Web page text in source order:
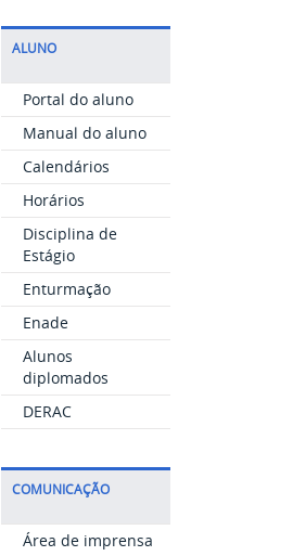
ALUNO
Portal do aluno
Manual do aluno
Calendários
Horários
Disciplina de
Estágio
Enturmação
Enade
Alunos
diplomados
DERAC
COMUNICAÇÃO
Área de imprensa